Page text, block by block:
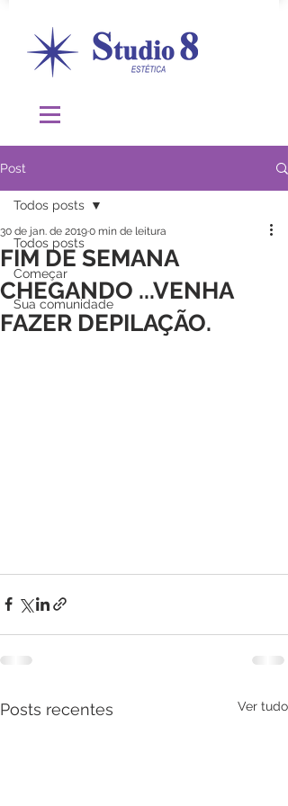
Post
Todos posts
Começar
Sua comunidade
Todos posts
FIM DE SEMANA
CHEGANDO ...VENHA
FAZER DEPILAÇÃO.
30 de jan. de 20190 min de leitura
Posts recentes Ver tudo